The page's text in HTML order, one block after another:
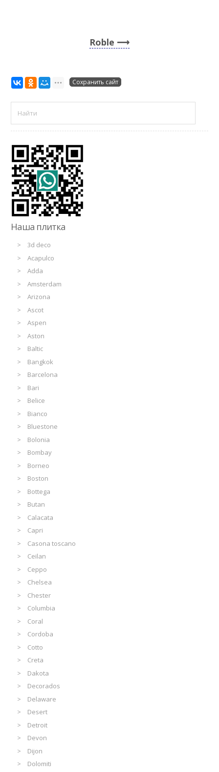
Roble
Сохранить сайт
Наша плитка
3d deco
Acapulco
Adda
Amsterdam
Arizona
Ascot
Aspen
Aston
Baltic
Bangkok
Barcelona
Bari
Belice
Bianco
Bluestone
Bolonia
Bombay
Borneo
Boston
Bottega
Butan
Calacata
Capri
Casona toscano
Ceilan
Ceppo
Chelsea
Chester
Columbia
Coral
Cordoba
Cotto
Creta
Dakota
Decorados
Delaware
Desert
Detroit
Devon
Dijon
Dolomiti